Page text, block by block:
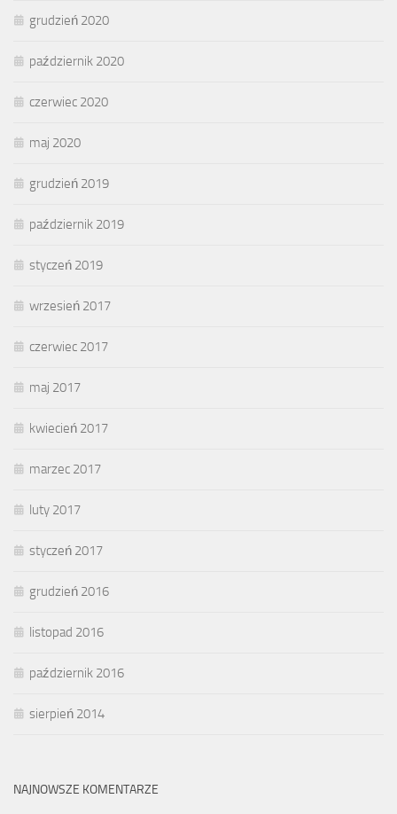
grudzień 2020
październik 2020
czerwiec 2020
maj 2020
grudzień 2019
październik 2019
styczeń 2019
wrzesień 2017
czerwiec 2017
maj 2017
kwiecień 2017
marzec 2017
luty 2017
styczeń 2017
grudzień 2016
listopad 2016
październik 2016
sierpień 2014
NAJNOWSZE KOMENTARZE